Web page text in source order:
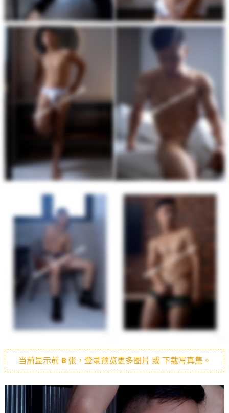
当前显示前 8张，登录预览更多图片 或 下载写真集。